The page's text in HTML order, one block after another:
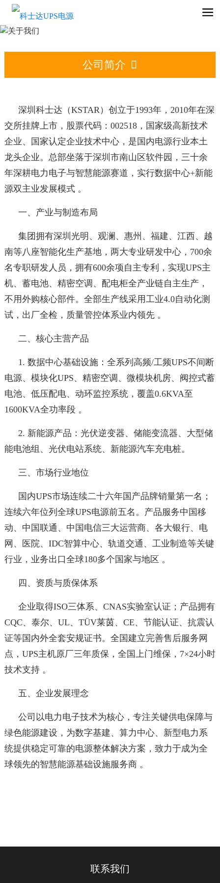
公司简介 
深圳科士达（KSTAR）创立于1993年，2010年在深
交所挂牌上市，股票代码：002518，国家级高新技术
企业、国家认定企业技术中心，是国内电源行业本土
龙头企业。总部坐落于深圳市南山区软件园，三十余
年深耕电力电子与智慧能源赛道，实行数据中心+新能
源双主业发展模式 。
一、产业与制造布局
集团拥有深圳光明、观澜、惠州、福建、江西、越
南等八座智能化生产基地，两大专业研发中心，700余
名专职研发人员，拥有600余项自主专利，实现UPS主
机、蓄电池、精密空调、配电柜全产业链自主生产，
不用外购核心部件。全部生产线采用工业4.0自动化测
试，出厂全检，质量管控体系业内领先 。
二、核心主营产品
1. 数据中心基础设施：全系列高频/工频UPS不间断
电源、模块化UPS、精密空调、微模块机房、阀控式蓄
电池、低压配电、动环监控系统，覆盖0.6KVA至
1600KVA全功率段 。
2. 新能源产品：光伏逆变器、储能变流器、大型储
能电池组、光伏电站系统、新能源汽车充电桩。
三、市场行业地位
国内UPS市场连续二十六年国产品牌销量第一名；
连续六年位列全球UPS电源前五名。产品服务中国移
动、中国联通、中国电信三大运营商、各大银行、电
网、医院、IDC智算中心、轨道交通、工业制造等关键
行业，业务出口全球180多个国家与地区 。
四、资质与质保体系
企业取得ISO三体系、CNAS实验室认证；产品拥有
CQC、泰尔、UL、TÜV莱茵、CE、节能认证、抗震认
证等国内外全套安规证书。全国建立完善售后服务网
点，UPS主机原厂三年质保，全国上门维保，7×24小时
技术支持 。
五、企业发展理念
公司以电力电子技术为核心，专注关键供电保障与
绿色能源建设，为数字基建、算力中心、新型电力系
统提供稳定可靠的电源整体解决方案，致力于成为全
球领先的智慧能源基础设施服务商 。
联系我们